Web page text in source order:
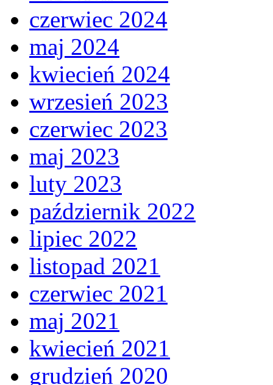
czerwiec 2024
maj 2024
kwiecień 2024
wrzesień 2023
czerwiec 2023
maj 2023
luty 2023
październik 2022
lipiec 2022
listopad 2021
czerwiec 2021
maj 2021
kwiecień 2021
grudzień 2020